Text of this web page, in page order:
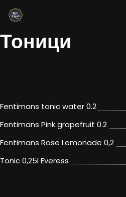
to
content
Тоници
Fentimans tonic water 0.2
Fentimans Pink grapefruit 0.2
Fentimans Rose Lemonade 0,2
Tonic 0,25l Everess